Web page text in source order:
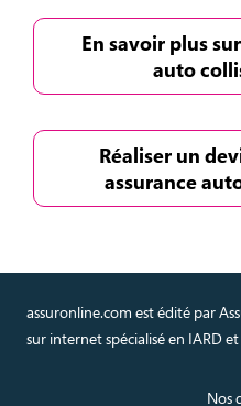
En savoir plus
auto
Réaliser un
assurance
assuronline.com est édité par
sur internet spécialisé en IARD
Nos